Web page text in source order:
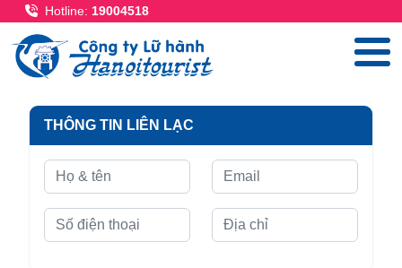
Hotline: 19004518
THÔNG TIN LIÊN LẠC